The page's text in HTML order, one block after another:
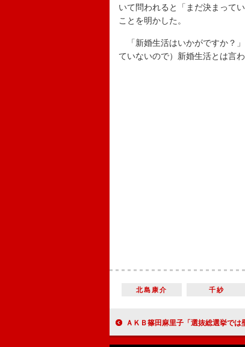
いて問われると「まだ決まって
ことを明かした。
「新婚生活はいかがですか？
ていないので）新婚生活とは言
北島康介 千紗
ＡＫＢ篠田麻里子「選抜総選挙では壁になる」 秋元才